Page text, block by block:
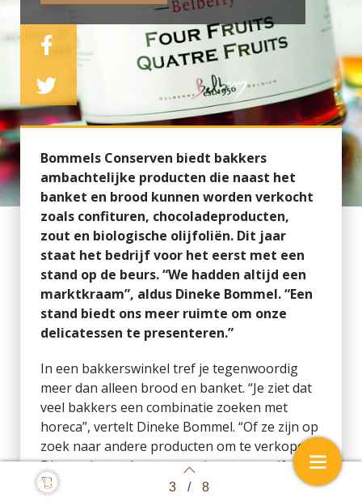
Back to index 3 / 8
Bommels Conserven biedt bakkers
ambachtelijke producten die naast het
banket en brood kunnen worden verkocht
zoals confituren, chocoladeproducten,
zout en biologische olijfoliën. Dit jaar
staat het bedrijf voor het eerst met een
stand op de beurs. “We hadden altijd een
marktkraam”, aldus Dineke Bommel. “Een
stand biedt ons meer ruimte om onze
delicatessen te presenteren.”
In een bakkerswinkel tref je tegenwoordig
meer dan alleen brood en banket. “Je ziet dat
veel bakkers een combinatie zoeken met
horeca”, vertelt Dineke Bommel. “Of ze zijn op
zoek naar andere producten om te verkopen.
Die producten hoeven ze niet per se zelf te
maken. Belangrijk is wel dat het om